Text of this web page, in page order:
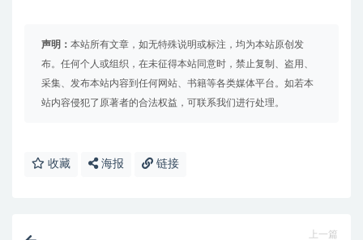
声明： 本站所有文章，如无特殊说明或标注，均为本站原创发
布。任何个人或组织，在未征得本站同意时，禁止复制、盗用、
采集、发布本站内容到任何网站、书籍等各类媒体平台。如若本
站内容侵犯了原著者的合法权益，可联系我们进行处理。
收藏 海报 链接
上一篇